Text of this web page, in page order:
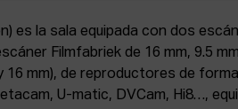
es la sala equipada con dos
Filmfabriek de 16 mm, 9.5
16 mm), de reproductores de
U-matic, DVCam, Hi8…,